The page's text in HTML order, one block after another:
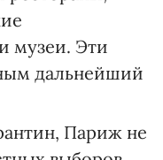
музеи. Эти
дальнейший
Париж не